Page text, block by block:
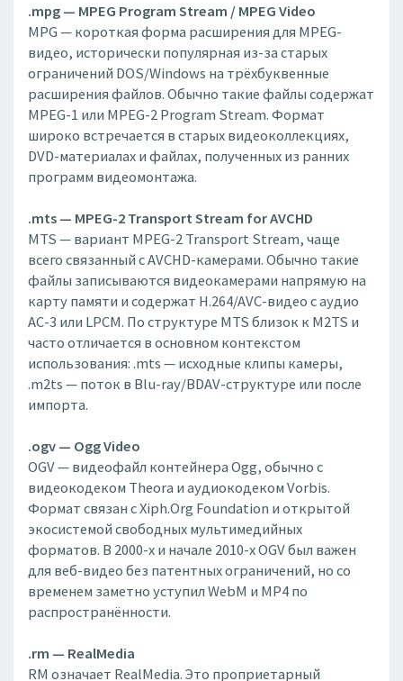
.mpg — MPEG Program Stream / MPEG Video
MPG — короткая форма расширения для MPEG-
видео, исторически популярная из-за старых
ограничений DOS/Windows на трёхбуквенные
расширения файлов. Обычно такие файлы содержат
MPEG-1 или MPEG-2 Program Stream. Формат
широко встречается в старых видеоколлекциях,
DVD-материалах и файлах, полученных из ранних
программ видеомонтажа.
.mts — MPEG-2 Transport Stream for AVCHD
MTS — вариант MPEG-2 Transport Stream, чаще
всего связанный с AVCHD-камерами. Обычно такие
файлы записываются видеокамерами напрямую на
карту памяти и содержат H.264/AVC-видео с аудио
AC-3 или LPCM. По структуре MTS близок к M2TS и
часто отличается в основном контекстом
использования: .mts — исходные клипы камеры,
.m2ts — поток в Blu-ray/BDAV-структуре или после
импорта.
.ogv — Ogg Video
OGV — видеофайл контейнера Ogg, обычно с
видеокодеком Theora и аудиокодеком Vorbis.
Формат связан с Xiph.Org Foundation и открытой
экосистемой свободных мультимедийных
форматов. В 2000-х и начале 2010-х OGV был важен
для веб-видео без патентных ограничений, но со
временем заметно уступил WebM и MP4 по
распространённости.
.rm — RealMedia
RM означает RealMedia. Это проприетарный